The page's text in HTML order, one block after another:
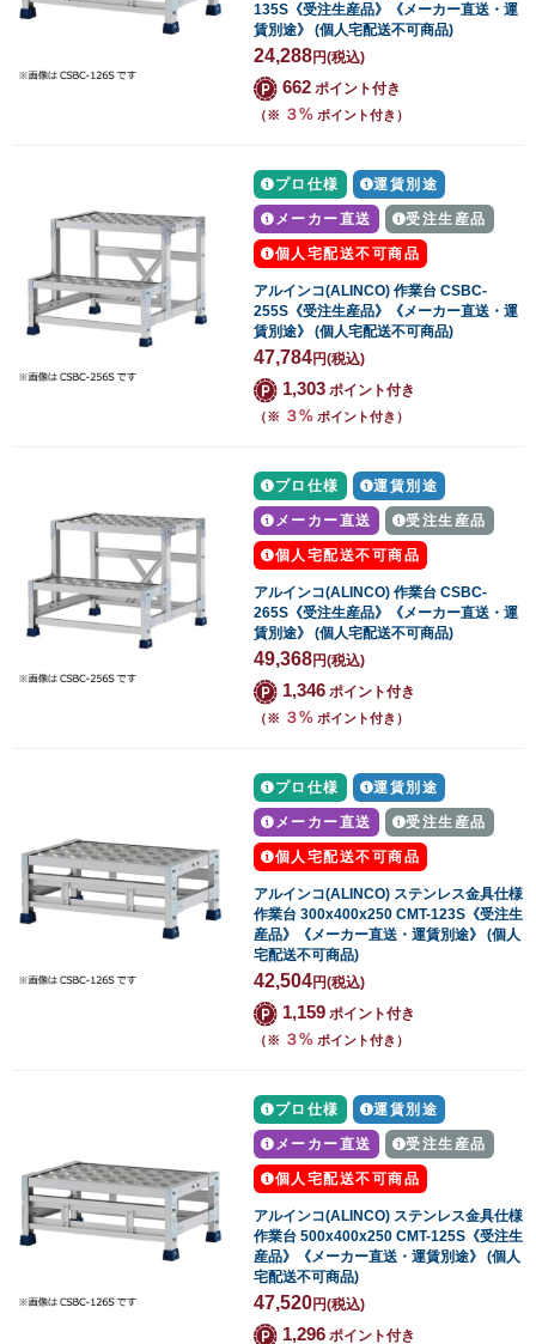
135S《受注生産品》《メーカー直送・運
賃別途》 (個人宅配送不可商品)
24,288円(税込)
662 ポイント付き
（※ ３% ポイント付き）
プロ仕様 運賃別途
メーカー直送 受注生産品
個人宅配送不可商品
アルインコ(ALINCO) 作業台 CSBC-
255S《受注生産品》《メーカー直送・運
賃別途》 (個人宅配送不可商品)
47,784円(税込)
1,303 ポイント付き
（※ ３% ポイント付き）
プロ仕様 運賃別途
メーカー直送 受注生産品
個人宅配送不可商品
アルインコ(ALINCO) 作業台 CSBC-
265S《受注生産品》《メーカー直送・運
賃別途》 (個人宅配送不可商品)
49,368円(税込)
1,346 ポイント付き
（※ ３% ポイント付き）
プロ仕様 運賃別途
メーカー直送 受注生産品
個人宅配送不可商品
アルインコ(ALINCO) ステンレス金具仕様
作業台 300x400x250 CMT-123S《受注生
産品》《メーカー直送・運賃別途》 (個人
宅配送不可商品)
42,504円(税込)
1,159 ポイント付き
（※ ３% ポイント付き）
プロ仕様 運賃別途
メーカー直送 受注生産品
個人宅配送不可商品
アルインコ(ALINCO) ステンレス金具仕様
作業台 500x400x250 CMT-125S《受注生
産品》《メーカー直送・運賃別途》 (個人
宅配送不可商品)
47,520円(税込)
1,296 ポイント付き